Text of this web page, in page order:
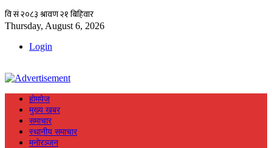
Thursday, August 6, 2026
Login
हाेमपेज
मुख्य खबर
समाचार
स्थानीय समाचार
मनाेरञ्जन